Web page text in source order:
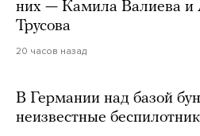
них — Камила Валиева и
Трусова
20 часов назад
В Германии над базой
неизвестные